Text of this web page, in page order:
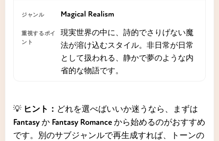
Magical Realism
現実世界の中に、詩的でさりげない魔
法が溶け込むスタイル。非日常が日常
として扱われる、静かで夢のような内
省的な物語です。
💡 ヒント： どれを選べばいいか迷うなら、まずは
Fantasy か Fantasy Romance から始めるのがおすすめ
です。別のサブジャンルで再生成すれば、トーンの